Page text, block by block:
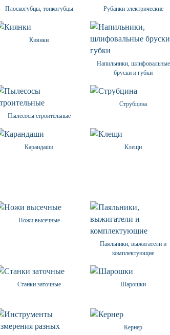
Плоскогубцы, тонкогубцы Рубанки электрические
Киянки
Напильники, шлифовальные
бруски и губки
Пылесосы строительные
Струбцина
Карандаши Клещи
Ножи высечные
Паяльники, выжигатели и
комплектующие
Станки заточные Шарошки
Кернер